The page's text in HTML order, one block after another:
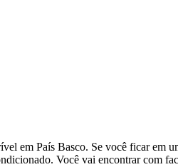
em País Basco. Se você ficar em
Você vai encontrar com